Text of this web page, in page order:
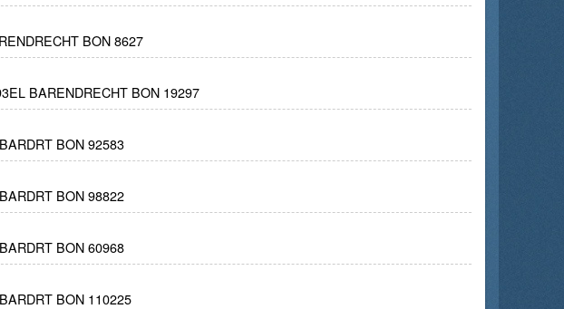
BON 8627
BARENDRECHT BON 19297
BON 92583
BON 98822
BON 60968
BON 110225